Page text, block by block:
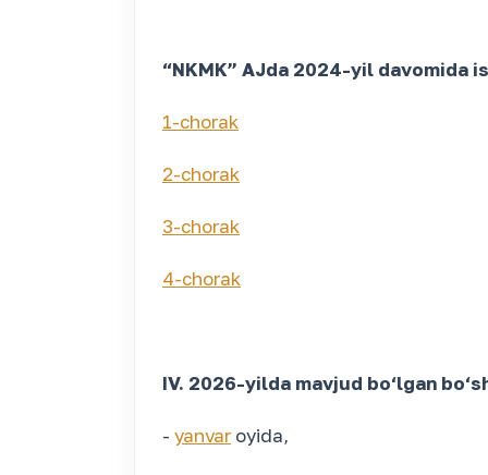
“NKMK” AJda 2024-yil davomida
1-chorak
2-chorak
3-chorak
4-chorak
IV. 2026-yilda mavjud bo‘lgan
- yanvar oyida,